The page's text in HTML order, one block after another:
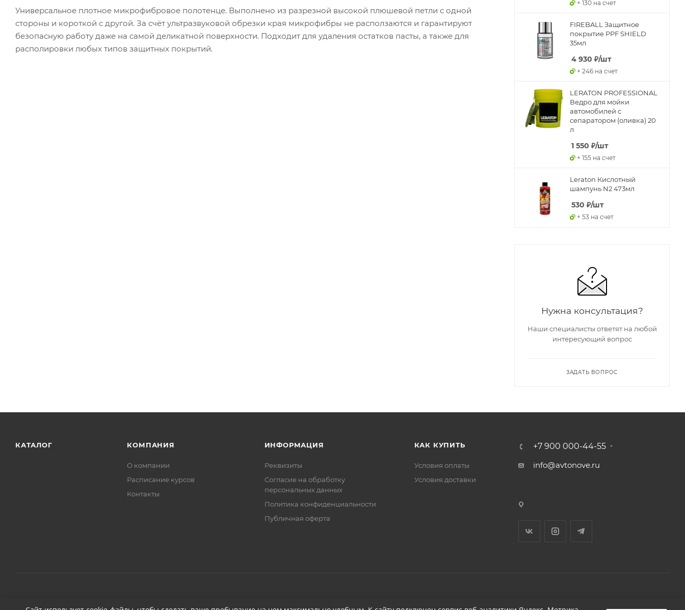
Универсальное плотное микрофибровое полотенце. Выполнено из разрезной высокой плюшевой петли с одной
стороны и короткой с другой. За счёт ультразвуковой обрезки края микрофибры не расползаются и гарантируют
безопасную работу даже на самой деликатной поверхности. Подходит для удаления остатков пасты, а также для
располировки любых типов защитных покрытий.
+ 130 на счет
FIREBALL Защитное
покрытие PPF SHIELD
35мл
4 930 ₽/шт
+ 246 на счет
LERATON PROFESSIONAL
Ведро для мойки
автомобилей с
сепаратором (оливка) 20
л
1 550 ₽/шт
+ 155 на счет
Leraton Кислотный
шампунь N2 473мл
530 ₽/шт
+ 53 на счет
Нужна консультация?
Наши специалисты ответят на любой
интересующий вопрос
ЗАДАТЬ ВОПРОС
КАТАЛОГ КОМПАНИЯ
О компании
Расписание курсов
Контакты
ИНФОРМАЦИЯ
Реквизиты
Соглаcие на обработку
персональных данных
Политика конфиденциальности
Публичная оферта
КАК КУПИТЬ
Условия оплаты
Условия доставки
+7 900 000-44-55
info@avtonove.ru
Разработано в KAPUSTA LAB